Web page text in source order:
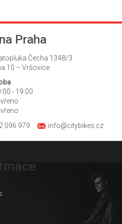
Praha
Čecha 1348/3
10 – Vršovice
- 19:00
096 979
info@citybikes.cz